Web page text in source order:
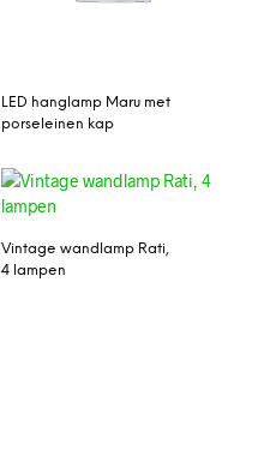
LED hanglamp Maru met
porseleinen kap
Vintage wandlamp Rati,
4 lampen